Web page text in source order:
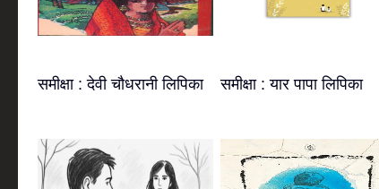
समीक्षा : देवी चौधरानी लिपिका समीक्षा : यार पापा लिपिका